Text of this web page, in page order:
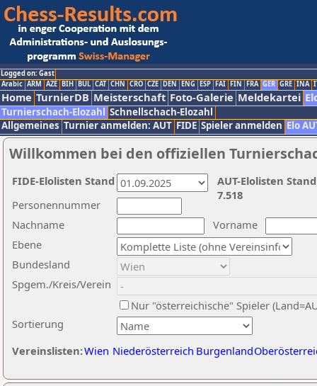
Logged on: Gast
Arabic ARM AZE BIH BUL CAT CHN CRO CZE DEN ENG ESP FAI FIN FRA GER GRE INA
Home TurnierDB Meisterschaft Foto-Galerie Meldekartei
Turnierschach-Elozahl Schnellschach-Elozahl
Allgemeines Turnier anmelden: AUT FIDE Spieler anmelden Elo
Willkommen bei den offiziellen
Nachname
Vorname
Ebene
Sortierung
Personennummer
Bundesland
Spgem./Kreis/Verein
Nur "österreichische" Spieler
Vereinslisten:Wien Niederösterreich Burgenland
AUT-Elolisten
7.518
FIDE-Elolisten Stand